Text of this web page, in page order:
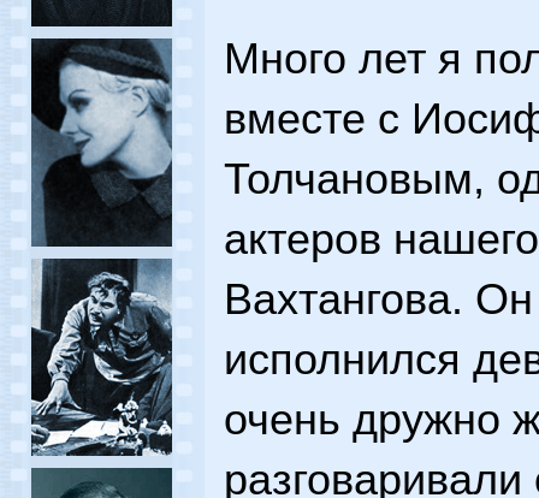
Много лет я
вместе с
Толчановым,
актеров
Вахтангова.
исполнился
очень дружно